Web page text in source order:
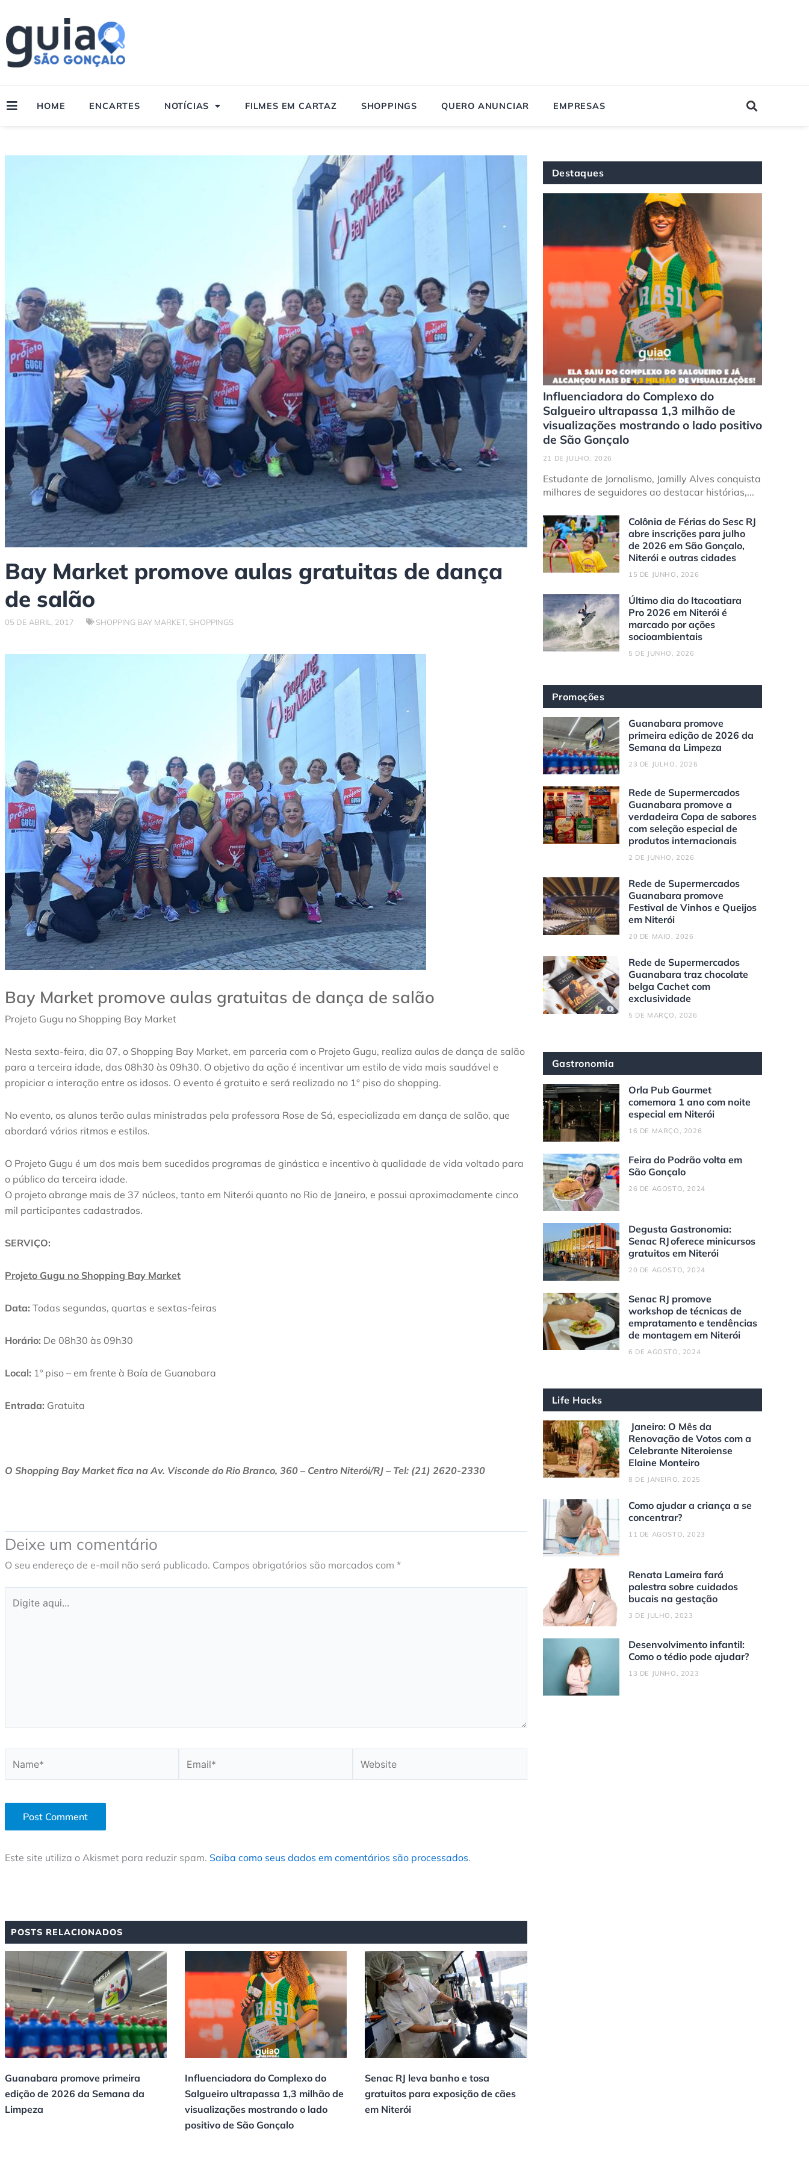
para
conteúdo
HOME ENCARTES NOTÍCIAS FILMES EM CARTAZ SHOPPINGS QUERO ANUNCIAR EMPRESAS
Bay Market promove aulas gratuitas de dança
de salão
05 DE ABRIL, 2017 SHOPPING BAY MARKET, SHOPPINGS
Bay Market promove aulas gratuitas de dança de salão
Projeto Gugu no Shopping Bay Market
Nesta sexta-feira, dia 07, o Shopping Bay Market, em parceria com o Projeto Gugu, realiza aulas de dança de salão
para a terceira idade, das 08h30 às 09h30. O objetivo da ação é incentivar um estilo de vida mais saudável e
propiciar a interação entre os idosos. O evento é gratuito e será realizado no 1° piso do shopping.
No evento, os alunos terão aulas ministradas pela professora Rose de Sá, especializada em dança de salão, que
abordará vários ritmos e estilos.
O Projeto Gugu é um dos mais bem sucedidos programas de ginástica e incentivo à qualidade de vida voltado para
o público da terceira idade.
O projeto abrange mais de 37 núcleos, tanto em Niterói quanto no Rio de Janeiro, e possui aproximadamente cinco
mil participantes cadastrados.
SERVIÇO:
Projeto Gugu no Shopping Bay Market
Data: Todas segundas, quartas e sextas-feiras
Horário: De 08h30 às 09h30
Local: 1º piso – em frente à Baía de Guanabara
Entrada: Gratuita
O Shopping Bay Market fica na Av. Visconde do Rio Branco, 360 – Centro Niterói/RJ – Tel: (21) 2620-2330
Deixe um comentário
O seu endereço de e-mail não será publicado. Campos obrigatórios são marcados com *
aqui...
Este site utiliza o Akismet para reduzir spam. Saiba como seus dados em comentários são processados.
POSTS RELACIONADOS
Guanabara promove primeira
edição de 2026 da Semana da
Limpeza
Influenciadora do Complexo do
Salgueiro ultrapassa 1,3 milhão de
visualizações mostrando o lado
positivo de São Gonçalo
Senac RJ leva banho e tosa
gratuitos para exposição de cães
em Niterói
Destaques
Influenciadora do Complexo do
Salgueiro ultrapassa 1,3 milhão de
visualizações mostrando o lado positivo
de São Gonçalo
21 DE JULHO, 2026
Estudante de Jornalismo, Jamilly Alves conquista
milhares de seguidores ao destacar histórias,...
Colônia de Férias do Sesc RJ
abre inscrições para julho
de 2026 em São Gonçalo,
Niterói e outras cidades
15 DE JUNHO, 2026
Último dia do Itacoatiara
Pro 2026 em Niterói é
marcado por ações
socioambientais
5 DE JUNHO, 2026
Promoções
Guanabara promove
primeira edição de 2026 da
Semana da Limpeza
23 DE JULHO, 2026
Rede de Supermercados
Guanabara promove a
verdadeira Copa de sabores
com seleção especial de
produtos internacionais
2 DE JUNHO, 2026
Rede de Supermercados
Guanabara promove
Festival de Vinhos e Queijos
em Niterói
20 DE MAIO, 2026
Rede de Supermercados
Guanabara traz chocolate
belga Cachet com
exclusividade
5 DE MARÇO, 2026
Gastronomia
Orla Pub Gourmet
comemora 1 ano com noite
especial em Niterói
16 DE MARÇO, 2026
Feira do Podrão volta em
São Gonçalo
26 DE AGOSTO, 2024
Degusta Gastronomia:
Senac RJ oferece minicursos
gratuitos em Niterói
20 DE AGOSTO, 2024
Senac RJ promove
workshop de técnicas de
empratamento e tendências
de montagem em Niterói
6 DE AGOSTO, 2024
Life Hacks
Janeiro: O Mês da
Renovação de Votos com a
Celebrante Niteroiense
Elaine Monteiro
8 DE JANEIRO, 2025
Como ajudar a criança a se
concentrar?
11 DE AGOSTO, 2023
Renata Lameira fará
palestra sobre cuidados
bucais na gestação
3 DE JULHO, 2023
Desenvolvimento infantil:
Como o tédio pode ajudar?
13 DE JUNHO, 2023